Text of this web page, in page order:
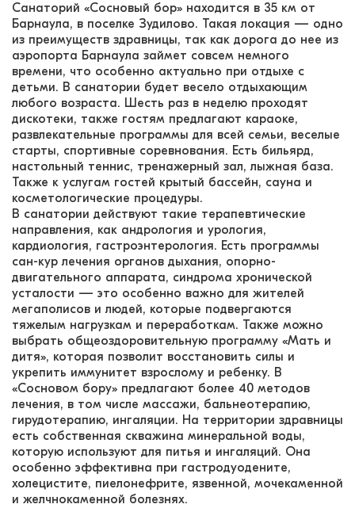
Санаторий «Сосновый бор» находится в 35 км от
Барнаула, в поселке Зудилово. Такая локация — одно
из преимуществ здравницы, так как дорога до нее из
аэропорта Барнаула займет совсем немного
времени, что особенно актуально при отдыхе с
детьми. В санатории будет весело отдыхающим
любого возраста. Шесть раз в неделю проходят
дискотеки, также гостям предлагают караоке,
развлекательные программы для всей семьи, веселые
старты, спортивные соревнования. Есть бильярд,
настольный теннис, тренажерный зал, лыжная база.
Также к услугам гостей крытый бассейн, сауна и
косметологические процедуры.
В санатории действуют такие терапевтические
направления, как андрология и урология,
кардиология, гастроэнтерология. Есть программы
сан-кур лечения органов дыхания, опорно-
двигательного аппарата, синдрома хронической
усталости — это особенно важно для жителей
мегаполисов и людей, которые подвергаются
тяжелым нагрузкам и переработкам. Также можно
выбрать общеоздоровительную программу «Мать и
дитя», которая позволит восстановить силы и
укрепить иммунитет взрослому и ребенку. В
«Сосновом бору» предлагают более 40 методов
лечения, в том числе массажи, бальнеотерапию,
гирудотерапию, ингаляции. На территории здравницы
есть собственная скважина минеральной воды,
которую используют для питья и ингаляций. Она
особенно эффективна при гастродуодените,
холецистите, пиелонефрите, язвенной, мочекаменной
и желчнокаменной болезнях.